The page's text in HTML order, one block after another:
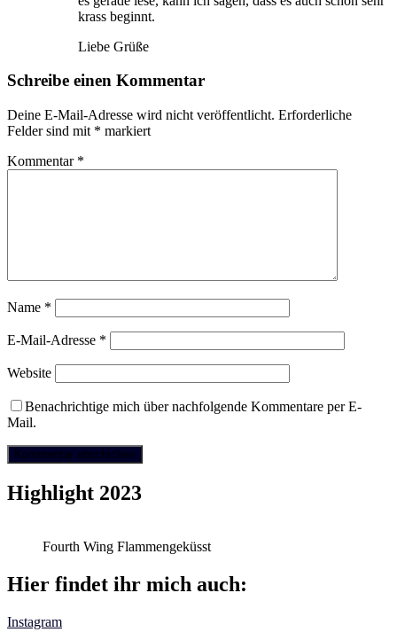
krass beginnt.
Liebe Grüße
Schreibe einen Kommentar
Deine E-Mail-Adresse wird nicht veröffentlicht. Erforderliche
Felder sind mit * markiert
Kommentar *
Name *
E-Mail-Adresse *
Website
Benachrichtige mich über nachfolgende Kommentare per E-
Mail.
Highlight 2023
Fourth Wing Flammengeküsst
Hier findet ihr mich auch:
Instagram